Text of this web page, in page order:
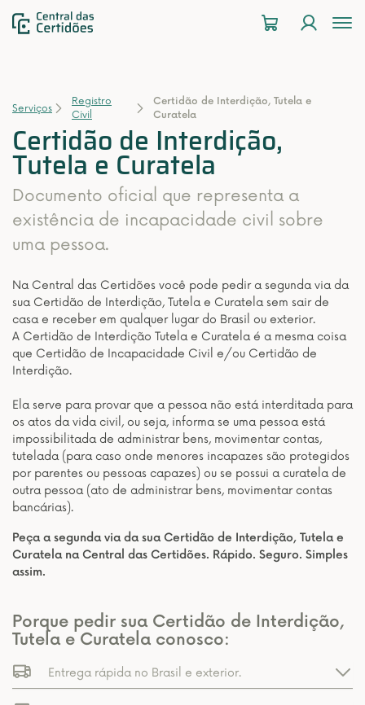
Serviços
Registro
Civil
Certidão de Interdição, Tutela e
Curatela
Certidão de Interdição,
Tutela e Curatela
Documento oficial que representa a
existência de incapacidade civil sobre
uma pessoa.
Na Central das Certidões você pode pedir a segunda via da
sua Certidão de Interdição, Tutela e Curatela sem sair de
casa e receber em qualquer lugar do Brasil ou exterior.
A Certidão de Interdição Tutela e Curatela é a mesma coisa
que Certidão de Incapacidade Civil e/ou Certidão de
Interdição.
Ela serve para provar que a pessoa não está interditada para
os atos da vida civil, ou seja, informa se uma pessoa está
impossibilitada de administrar bens, movimentar contas,
tutelada (para caso onde menores incapazes são protegidos
por parentes ou pessoas capazes) ou se possui a curatela de
outra pessoa (ato de administrar bens, movimentar contas
bancárias).
Peça a segunda via da sua Certidão de Interdição, Tutela e
Curatela na Central das Certidões. Rápido. Seguro. Simples
assim.
Porque pedir sua Certidão de Interdição,
Tutela e Curatela conosco:
Entrega rápida no Brasil e exterior.